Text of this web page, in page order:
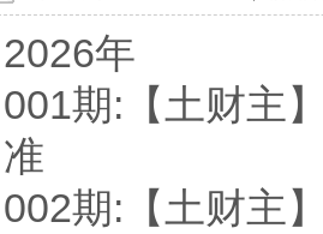
2026年
001期:【土财主
准
002期:【土财主